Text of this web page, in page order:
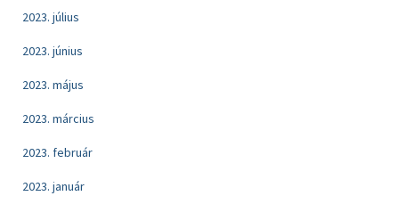
2023. július
2023. június
2023. május
2023. március
2023. február
2023. január